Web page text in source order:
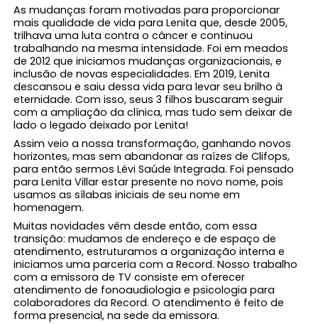
As mudanças foram motivadas para proporcionar
mais qualidade de vida para Lenita que, desde 2005,
trilhava uma luta contra o câncer e continuou
trabalhando na mesma intensidade. Foi em meados
de 2012 que iniciamos mudanças organizacionais, e
inclusão de novas especialidades. Em 2019, Lenita
descansou e saiu dessa vida para levar seu brilho à
eternidade. Com isso, seus 3 filhos buscaram seguir
com a ampliação da clínica, mas tudo sem deixar de
lado o legado deixado por Lenita!
Assim veio a nossa transformação, ganhando novos
horizontes, mas sem abandonar as raízes de Clifops,
para então sermos Lévi Saúde Integrada. Foi pensado
para Lenita Villar estar presente no novo nome, pois
usamos as sílabas iniciais de seu nome em
homenagem.
Muitas novidades vêm desde então, com essa
transição: mudamos de endereço e de espaço de
atendimento, estruturamos a organização interna e
iniciamos uma parceria com a Record. Nosso trabalho
com a emissora de TV consiste em oferecer
atendimento de fonoaudiologia e psicologia para
colaboradores da Record. O atendimento é feito de
forma presencial, na sede da emissora.